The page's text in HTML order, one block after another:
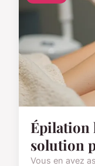
Épilation
solution
Vous en avez